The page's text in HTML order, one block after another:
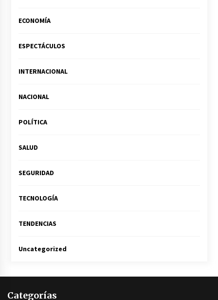
ECONOMÍA
ESPECTÁCULOS
INTERNACIONAL
NACIONAL
POLÍTICA
SALUD
SEGURIDAD
TECNOLOGÍA
TENDENCIAS
Uncategorized
Categorías